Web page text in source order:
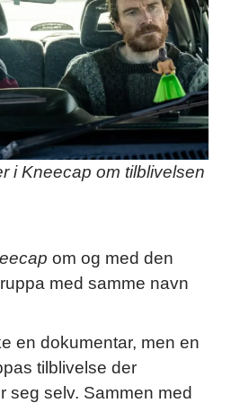
i Kneecap om tilblivelsen
om og med den
med samme navn
en dokumentar, men en
tilblivelse der
seg selv. Sammen med